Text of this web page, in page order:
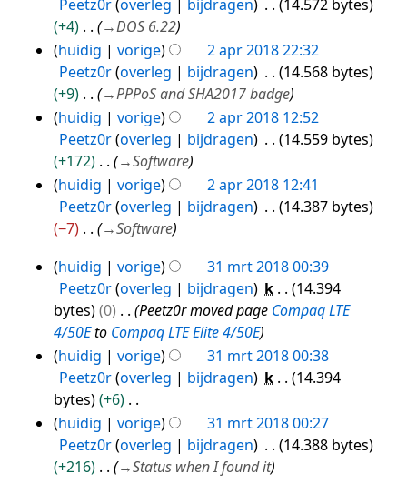
a
t
i
n
g
apr
2018
Peetz0r overleg bijdragen
14.572 bytes
+4
→DOS 6.22
huidig
vorige
2 apr 2018 22:32
Peetz0r overleg bijdragen
14.568 bytes
+9
→PPPoS and SHA2017 badge
huidig
vorige
2 apr 2018 12:52
Peetz0r overleg bijdragen
14.559 bytes
+172
→Software
huidig
vorige
2 apr 2018 12:41
Peetz0r overleg bijdragen
14.387 bytes
−7
→Software
31
mrt
2018
huidig vorige
31 mrt 2018 00:39
Peetz0r overleg bijdragen k
14.394
bytes
0 Peetz0r moved page Compaq LTE
4/50Eto Compaq LTE Elite 4/50E
huidig
vorige
31 mrt 2018 00:38
Peetz0r overleg bijdragen k
14.394
bytes
+6
G
e
huidig vorige
31 mrt 2018 00:27
Peetz0r overleg bijdragen
14.388 bytes
+216
→Status when I found it